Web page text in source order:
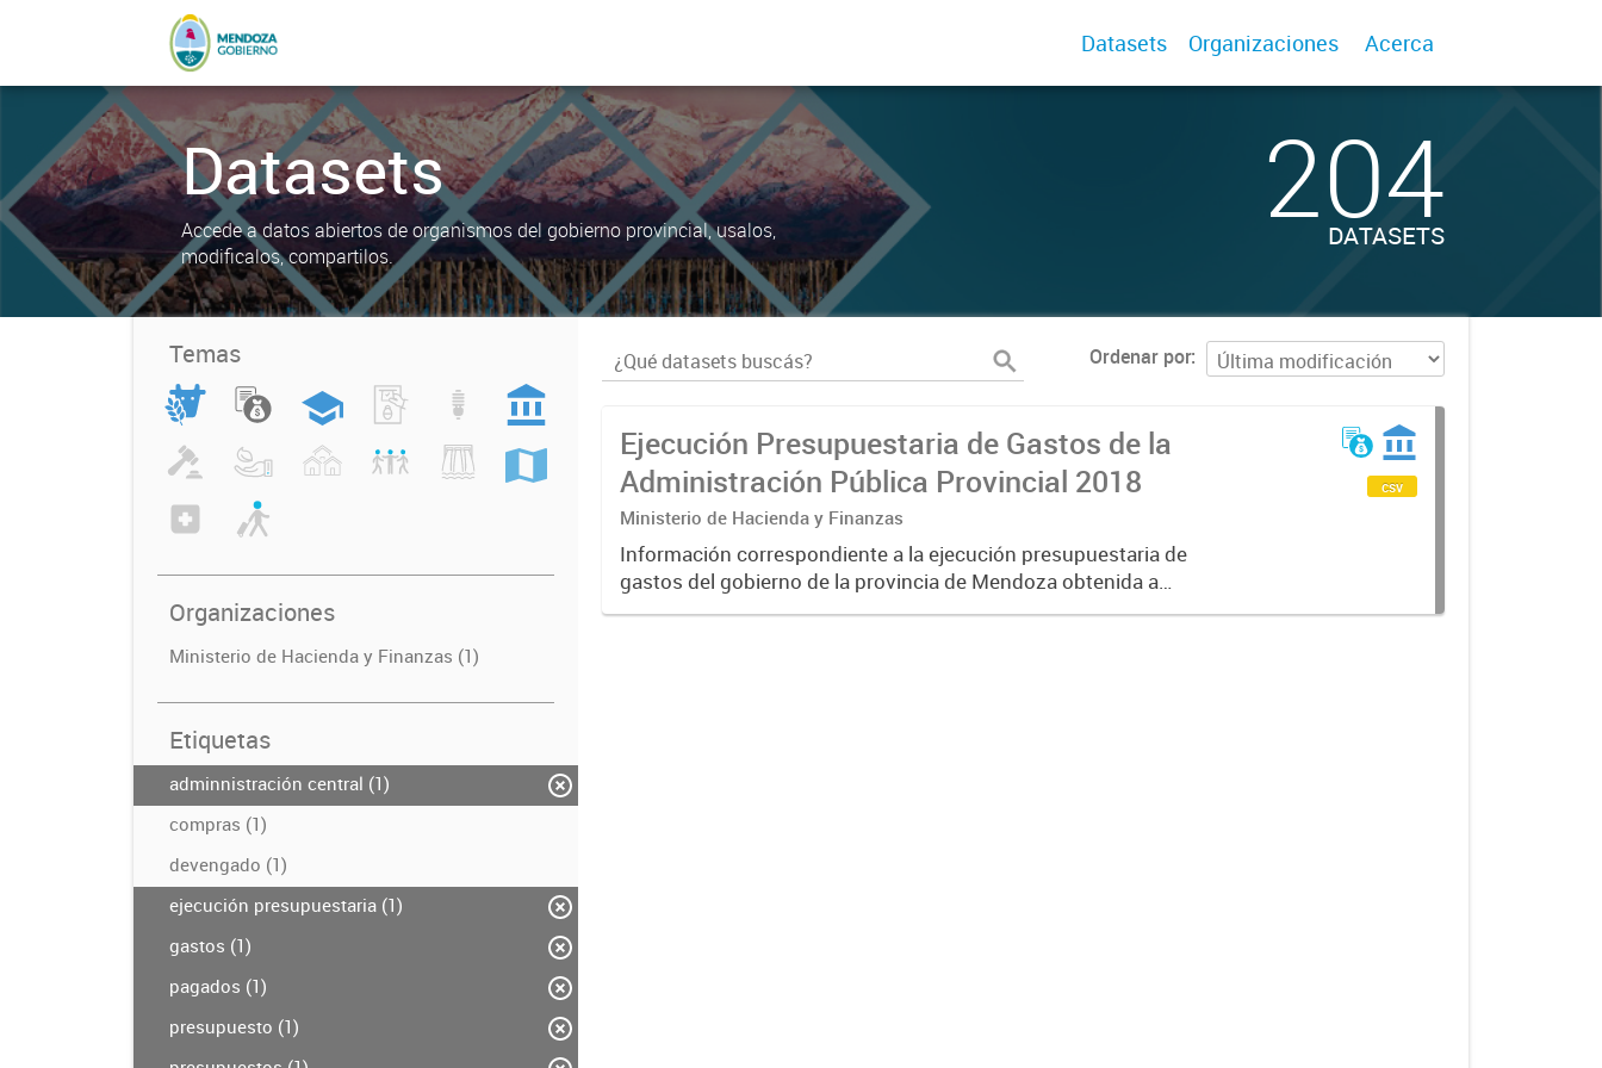
Datasets Organizaciones Acerca
Datasets
Accede a datos abiertos de organismos del gobierno provincial, usalos,
modificalos, compartilos.
204
DATASETS
Temas
Organizaciones
Ministerio de Hacienda y Finanzas (1)
Etiquetas
adminnistración central (1)
compras (1)
devengado (1)
ejecución presupuestaria (1)
gastos (1)
pagados (1)
presupuesto (1)
Ordenar por
Ejecución Presupuestaria de Gastos de la
Administración Pública Provincial 2018
Ministerio de Hacienda y Finanzas
Información correspondiente a la ejecución presupuestaria de
gastos del gobierno de la provincia de Mendoza obtenida a
través del Sistema SIDICO. La misma corresponde al ejercicio
csv